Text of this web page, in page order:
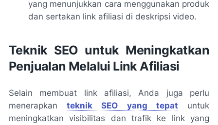
yang menunjukkan cara menggunakan produk
dan sertakan link afiliasi di deskripsi video.
Teknik SEO untuk Meningkatkan
Penjualan Melalui Link Afiliasi
Selain membuat link afiliasi, Anda juga perlu
menerapkanteknik SEO yang tepat untuk
meningkatkan visibilitas dan trafik ke link yang